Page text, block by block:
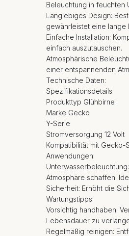
Beleuchtung in feuchten
Langlebiges Design:
gewährleistet eine lange
Einfache Installation:
einfach auszutauschen.
Atmosphärische
einer entspannenden
Technische Daten:
Spezifikationsdetails
Produkttyp Glühbirne
Marke Gecko
Y-Serie
Stromversorgung 12 Volt
Kompatibilität mit Gecko-
Anwendungen:
Atmosphäre schaffen:
Sicherheit: Erhöht die
Wartungstipps:
Vorsichtig handhaben:
Lebensdauer zu
Regelmäßig reinigen: